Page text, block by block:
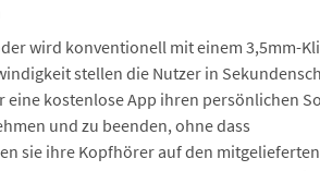
wird konventionell mit einem 3,5mm-
stellen die Nutzer in
eine kostenlose App ihren persönlichen
und zu beenden, ohne dass
sie ihre Kopfhörer auf den